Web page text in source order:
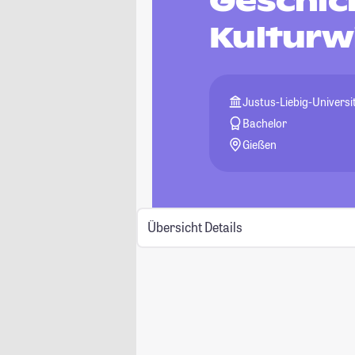
Justus-Liebig-
Bachelor
Gießen
Übersicht Details